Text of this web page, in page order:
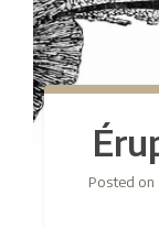
Posted on